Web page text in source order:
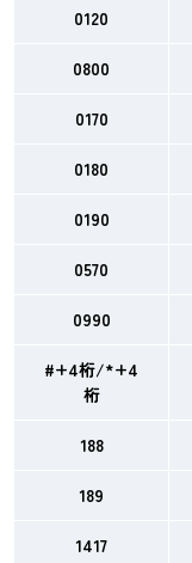
0120
0800
0170
0180
0190
0570
0990
#+4桁/*+4
桁
188
189
1417